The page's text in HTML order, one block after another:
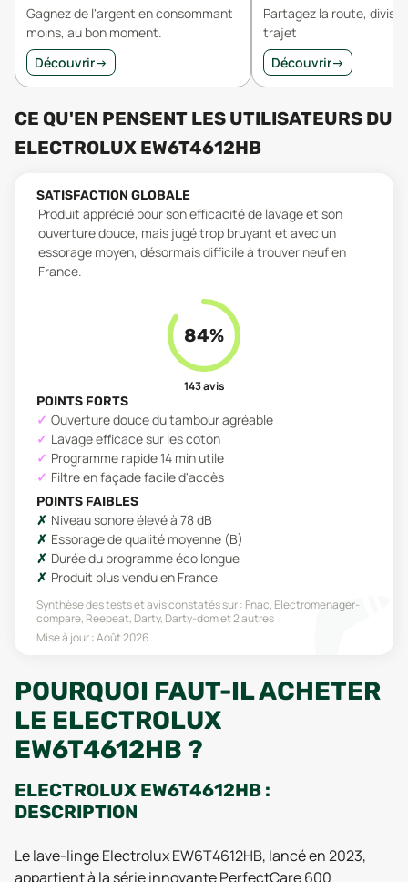
Gagnez de l'argent en consommant
moins, au bon moment.
Découvrir→
Partagez la route,
trajet
Découvrir→
CE QU'EN PENSENT LES UTILISATEURS DU
ELECTROLUX EW6T4612HB
SATISFACTION GLOBALE
Produit apprécié pour son efficacité de lavage et son
ouverture douce, mais jugé trop bruyant et avec un
essorage moyen, désormais difficile à trouver neuf en
France.
84%
143avis
POINTS FORTS
Ouverture douce du tambour agréable
Lavage efficace sur les coton
Programme rapide 14 min utile
Filtre en façade facile d'accès
POINTS FAIBLES
Niveau sonore élevé à 78 dB
Essorage de qualité moyenne (B)
Durée du programme éco longue
Produit plus vendu en France
Synthèse des tests et avis constatés sur : Fnac, Electromenager-
compare, Reepeat, Darty, Darty-domet 2 autres
Mise à jour :Août 2026
POURQUOI FAUT-IL ACHETER
LE ELECTROLUX
EW6T4612HB ?
ELECTROLUX EW6T4612HB :
DESCRIPTION
Le lave-linge Electrolux EW6T4612HB, lancé en 2023,
appartient à la série innovante PerfectCare 600